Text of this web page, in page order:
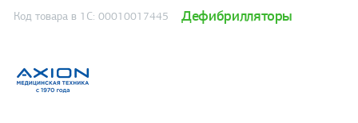
Код товара в 1С: 00010017445 Дефибрилляторы